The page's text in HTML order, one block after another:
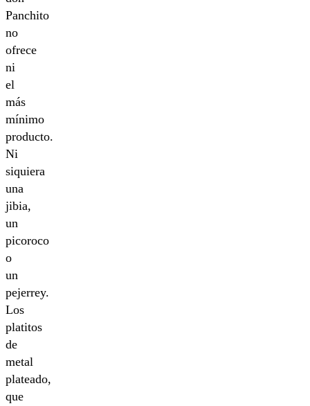
Panchito
no
ofrece
ni
el
más
mínimo
producto.
Ni
siquiera
una
jibia,
un
picoroco
o
un
pejerrey.
Los
platitos
de
metal
plateado,
que